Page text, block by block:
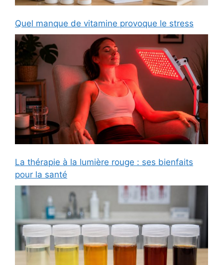
Quel manque de vitamine provoque le stress
La thérapie à la lumière rouge : ses bienfaits
pour la santé